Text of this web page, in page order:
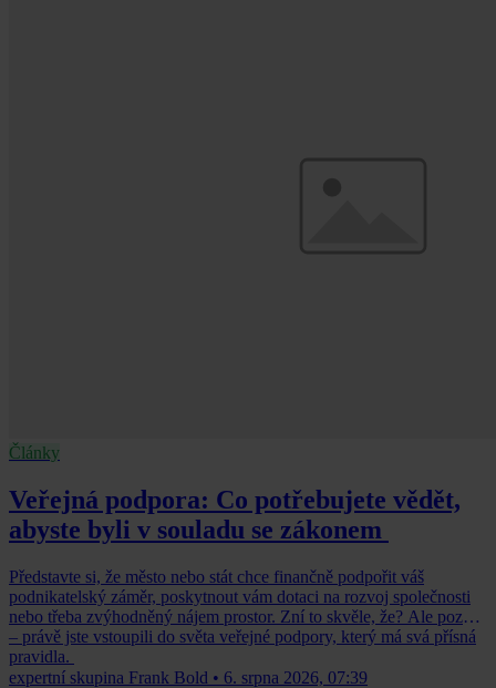
Články
Veřejná podpora: Co potřebujete vědět,
abyste byli v souladu se zákonem
Představte si, že město nebo stát chce finančně podpořit váš
podnikatelský záměr, poskytnout vám dotaci na rozvoj společnosti
nebo třeba zvýhodněný nájem prostor. Zní to skvěle, že? Ale pozor
– právě jste vstoupili do světa veřejné podpory, který má svá přísná
pravidla.
expertní skupina Frank Bold • 6. srpna 2026, 07:39